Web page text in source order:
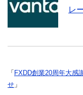
レ
「FXDD創業20周年大感
せ 」